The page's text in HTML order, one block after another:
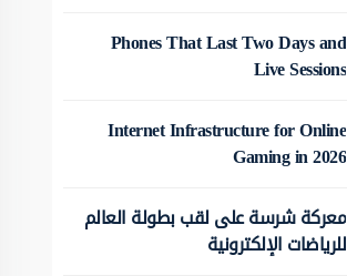
Phones That Last Two Days and
Live Sessions
Internet Infrastructure for Online
Gaming in 2026
معركة شرسة على لقب بطولة العالم
للرياضات الإلكترونية